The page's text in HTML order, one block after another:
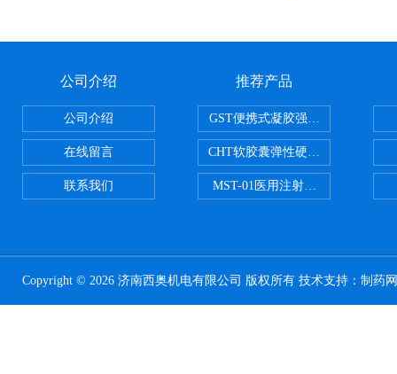
公司介绍
公司介绍
在线留言
联系我们
推荐产品
GST便携式凝胶强度测定仪
CHT软胶囊弹性硬度测试仪
MST-01医用注射器测试仪
Copyright © 2026 济南西奥机电有限公司 版权所有 技术支持： 制药网